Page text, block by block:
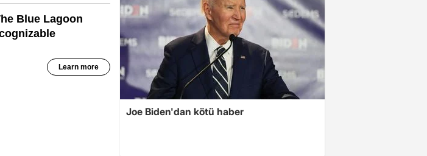
Joe Biden'dan kötü haber